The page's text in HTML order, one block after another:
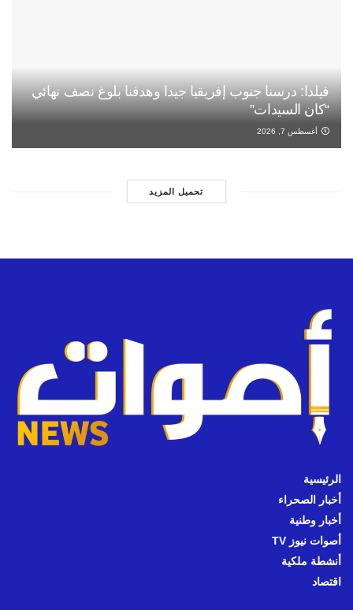
فيلدا: درسنا جنوب إفريقيا جيدا وهدفنا بلوغ نصف نهائي
“كان السيدات”
أغسطس 7, 2026
تحميل المزيد
الرئيسية
أخبار الصحراء
أخبار وطنية
أصوات نيوز TV
أنشطة ملكية
اقتصاد